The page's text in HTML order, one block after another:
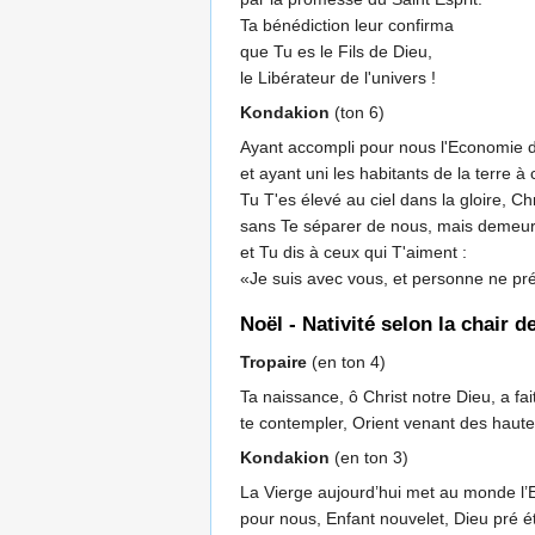
Ta bénédiction leur confirma
que Tu es le Fils de Dieu,
le Libérateur de l'univers !
Kondakion (ton 6)
Ayant accompli pour nous l'Economie
et ayant uni les habitants de la terre à
Tu T'es élevé au ciel dans la gloire,
sans Te séparer de nous, mais
et Tu dis à ceux qui T'aiment :
«Je suis avec vous, et personne ne
Noël - Nativité selon la chair
Tropaire (en ton 4)
Ta naissance, ô Christ notre Dieu, a
te contempler, Orient venant des
Kondakion (en ton 3)
La Vierge aujourd’hui met au monde
pour nous, Enfant nouvelet, Dieu pré